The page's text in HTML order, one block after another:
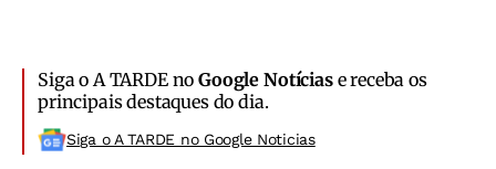
Siga o A TARDE noGoogle Notíciase receba os
principais destaques do dia.
Siga o A TARDE no Google Noticias